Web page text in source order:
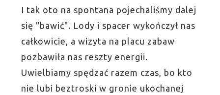
I tak oto na spontana pojechaliśmy dalej
się "bawić". Lody i spacer wykończył nas
całkowicie, a wizyta na placu zabaw
pozbawiła nas reszty energii.
Uwielbiamy spędzać razem czas, bo kto
nie lubi beztroski w gronie ukochanej